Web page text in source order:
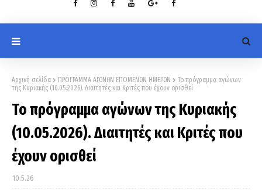
Αρχική σελίδα ΠΡΟΓΡΑΜΜΑ ΑΓΩΝΩΝ ΕΠΟΜΕΝΩΝ ΗΜΕΡΩΝ
Το πρόγραμμα αγώνων
της Κυριακής (10.05.2026). Διαιτητές και Κριτές που έχουν ορισθεί
Το πρόγραμμα αγώνων της Κυριακής
(10.05.2026). Διαιτητές και Κριτές που
έχουν ορισθεί
10.5.26